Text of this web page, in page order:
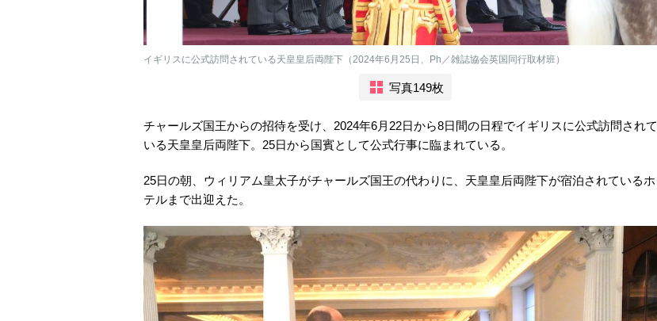
イギリスに公式訪問されている天皇皇后両陛下（2024年6月25日、Ph／雑誌協会英国同行取材班）
写真149枚
チャールズ国王からの招待を受け、2024年6月22日から8日間の日程でイギリスに公式訪問されて
いる天皇皇后両陛下。25日から国賓として公式行事に臨まれている。
25日の朝、ウィリアム皇太子がチャールズ国王の代わりに、天皇皇后両陛下が宿泊されているホ
テルまで出迎えた。